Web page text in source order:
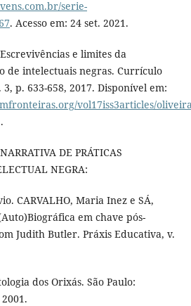
serie-
. Acesso em: 24 set. 2021.
e limites da
de intelectuais negras. Currículo
p. 633-658, 2017. Disponível em:
vol17iss3articles/
DE PRÁTICAS
NEGRA:
CARVALHO, Maria Inez e SÁ,
em chave pós-
Judith Butler. Práxis Educativa, v.
dos Orixás. São Paulo: